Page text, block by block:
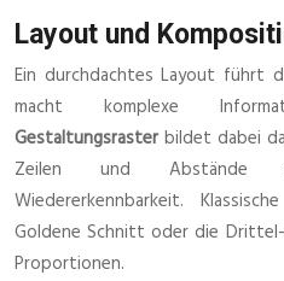
Layout und
Ein durchdachtes Layout führt
macht komplexe
Gestaltungsraster bildet dabei
Zeilen und Abstände
Wiedererkennbarkeit.
Goldene Schnitt oder die
Proportionen.